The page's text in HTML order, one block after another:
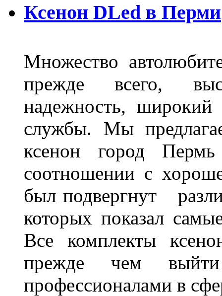
Ксенон DLed в Перми
Множество
прежде всего,
надежность, широкий
службы. Мы
ксенон город
соотношении с
был подвергнут
которых показал
Все комплекты
прежде чем
профессионалами в